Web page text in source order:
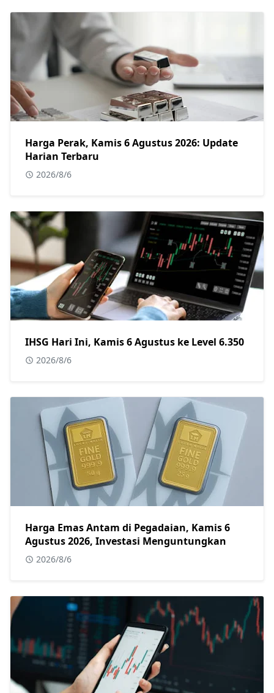
Harga Perak, Kamis 6 Agustus 2026: Update
Harian Terbaru
2026/8/6
IHSG Hari Ini, Kamis 6 Agustus ke Level 6.350
2026/8/6
Harga Emas Antam di Pegadaian, Kamis 6
Agustus 2026, Investasi Menguntungkan
2026/8/6